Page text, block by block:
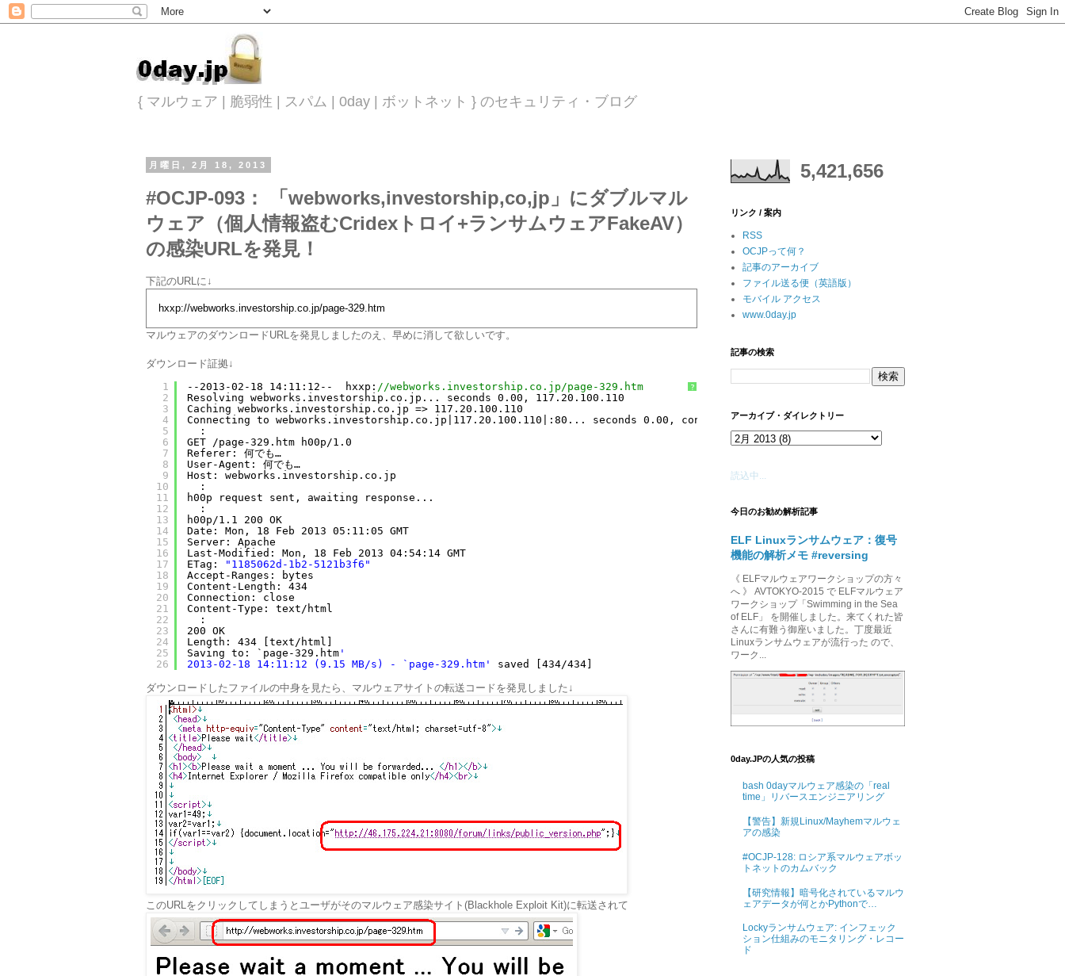
{ マルウェア | 脆弱性 | スパム | 0day | ボットネット } のセキュリティ・ブログ
月曜日, 2月 18, 2013
#OCJP-093： 「webworks,investorship,co,jp」にダブルマル
ウェア（個人情報盗むCridexトロイ+ランサムウェアFakeAV）
の感染URLを発見！
下記のURLに↓
hxxp://webworks.investorship.co.jp/page-329.htm
マルウェアのダウンロードURLを発見しましたのえ、早めに消して欲しいです。
ダウンロード証拠↓
?
1
2
3
4
5
6
7
8
9
10
11
12
13
14
15
16
17
18
19
20
21
22
23
24
25
26
--2013-02-18 14:11:12--  hxxp: //webworks.investorship.co.jp/page-329.htm
Resolving webworks.investorship.co.jp... seconds 0.00, 117.20.100.110
Caching webworks.investorship.co.jp => 117.20.100.110
Connecting to webworks.investorship.co.jp|117.20.100.110|:80... seconds 0.00, connected.
:
GET /page-329.htm h00p/1.0
Referer: 何でも…
User-Agent: 何でも…
Host: webworks.investorship.co.jp
:
h00p request sent, awaiting response...
:
h00p/1.1 200 OK
Date: Mon, 18 Feb 2013 05:11:05 GMT
Server: Apache
Last-Modified: Mon, 18 Feb 2013 04:54:14 GMT
ETag:
"1185062d-1b2-5121b3f6"
Accept-Ranges: bytes
Content-Length: 434
Connection: close
Content-Type: text/html
:
200 OK
Length: 434 [text/html]
Saving to: `page-329.htm '
2013-02-18 14:11:12 (9.15 MB/s) - `page-329.htm'
saved [434/434]
ダウンロードしたファイルの中身を見たら、マルウェアサイトの転送コードを発見しました↓
このURLをクリックしてしまうとユーザがそのマルウェア感染サイト(Blackhole Exploit Kit)に転送されて
5,421,656
リンク / 案内
RSS
OCJPって何？
記事のアーカイブ
ファイル送る便（英語版）
モバイル アクセス
www.0day.jp
記事の検索
アーカイブ・ダイレクトリー
読込中...
今日のお勧め解析記事
ELF Linuxランサムウェア：復号
機能の解析メモ #reversing
《 ELFマルウェアワークショップの方々
へ 》 AVTOKYO-2015 で ELFマルウェア
ワークショップ「Swimming in the Sea
of ELF」 を開催しました。来てくれた皆
さんに有難う御座いました。丁度最近
Linuxランサムウェアが流行った ので、
ワーク...
0day.JPの人気の投稿
bash 0dayマルウェア感染の「real
time」リバースエンジニアリング
【警告】新規Linux/Mayhemマルウェ
アの感染
#OCJP-128: ロシア系マルウェアボッ
トネットのカムバック
【研究情報】暗号化されているマルウ
ェアデータが何とかPythonで…
Lockyランサムウェア: インフェック
ション仕組みのモニタリング・レコー
ド